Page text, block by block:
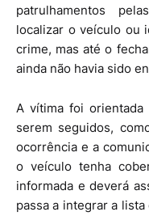
patrulhamentos
localizar o veículo ou
crime, mas até o
ainda não havia sido
A vítima foi
serem seguidos,
ocorrência e a
o veículo tenha
informada e deverá
passa a integrar a